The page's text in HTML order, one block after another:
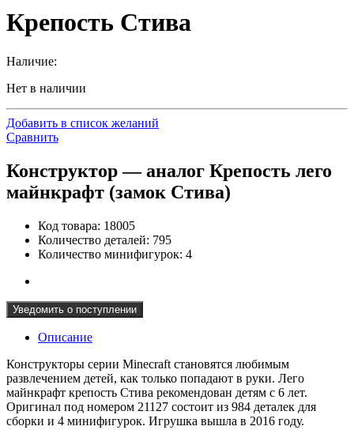
Крепость Стива
Наличие:
Нет в наличии
Добавить в список желаний
Сравнить
Конструктор — аналог Крепость лего
майнкрафт (замок Стива)
Код товара: 18005
Количество деталей: 795
Количество минифигурок: 4
Уведомить о поступлении
Описание
Конструкторы серии Minecraft становятся любимым
развлечением детей, как только попадают в руки. Лего
майнкрафт крепость Стива рекомендован детям с 6 лет.
Оригинал под номером 21127 состоит из 984 деталек для
сборки и 4 минифигурок. Игрушка вышла в 2016 году.